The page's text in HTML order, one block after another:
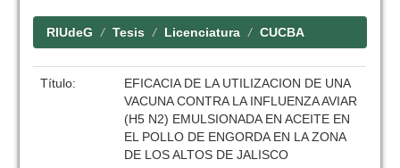
RIUdeG Tesis Licenciatura CUCBA
Título:
EFICACIA DE LA UTILIZACION DE UNA
VACUNA CONTRA LA INFLUENZA AVIAR
(H5 N2) EMULSIONADA EN ACEITE EN
EL POLLO DE ENGORDA EN LA ZONA
DE LOS ALTOS DE JALISCO